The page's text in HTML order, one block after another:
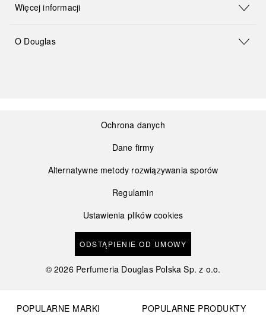
Więcej informacji
O Douglas
Ochrona danych
Dane firmy
Alternatywne metody rozwiązywania sporów
Regulamin
Ustawienia plików cookies
ODSTĄPIENIE OD UMOWY
©2026 Perfumeria Douglas Polska Sp. z o.o.
POPULARNE MARKI
POPULARNE PRODUKTY